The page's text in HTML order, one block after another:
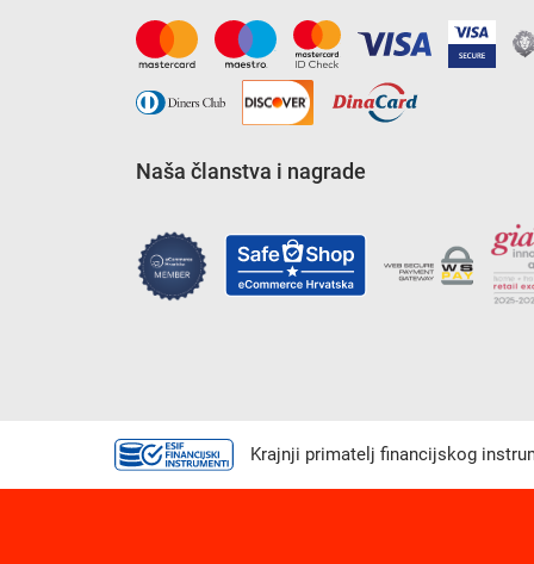
Naša članstva i nagrade
Krajnji primatelj financijskog